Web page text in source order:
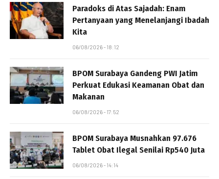
Paradoks di Atas Sajadah: Enam
Pertanyaan yang Menelanjangi Ibadah
Kita
06/08/2026 - 18:12
BPOM Surabaya Gandeng PWI Jatim
Perkuat Edukasi Keamanan Obat dan
Makanan
06/08/2026 - 17:52
BPOM Surabaya Musnahkan 97.676
Tablet Obat Ilegal Senilai Rp540 Juta
06/08/2026 - 14:14